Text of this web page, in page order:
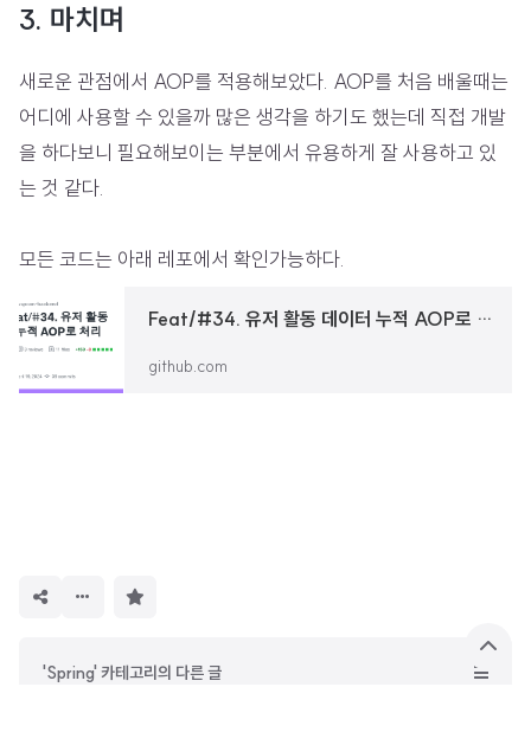
3. 마치며
새로운 관점에서 AOP를 적용해보았다. AOP를 처음 배울때는
어디에 사용할 수 있을까 많은 생각을 하기도 했는데 직접 개발
을 하다보니 필요해보이는 부분에서 유용하게 잘 사용하고 있
는 것 같다.
모든 코드는 아래 레포에서 확인가능하다.
Feat/#34. 유저 활동 데이터 누적 AOP로 처리 by RokwonK · Pull Request #38 · kids-ground/adevspoon-backend
github.com
'Spring' 카테고리의 다른 글
상
단